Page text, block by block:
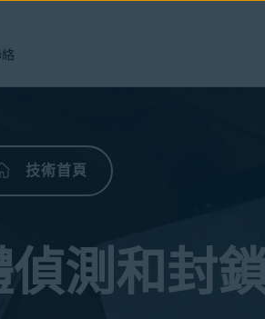
技術首頁
測和封鎖